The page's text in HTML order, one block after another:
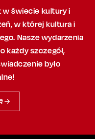
w świecie kultury i
w której kultura i
Nasze wydarzenia
o każdy szczegół,
było